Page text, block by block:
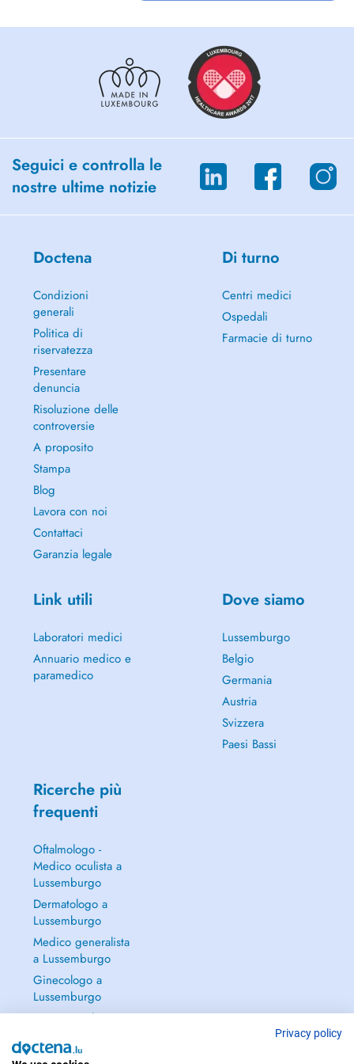
van de voet en enkel. Rugklachten en wervelkolomproblemen behandel
Seguici e controlla le
nostre ultime notizie
Doctena
Condizioni
generali
Politica di
riservatezza
Presentare
denuncia
Risoluzione delle
controversie
A proposito
Stampa
Blog
Lavora con noi
Contattaci
Garanzia legale
Di turno
Centri medici
Ospedali
Farmacie di turno
Link utili
Laboratori medici
Annuario medico e
paramedico
Dove siamo
Lussemburgo
Belgio
Germania
Austria
Svizzera
Paesi Bassi
Ricerche più
frequenti
Oftalmologo -
Medico oculista a
Lussemburgo
Dermatologo a
Lussemburgo
Medico generalista
a Lussemburgo
Ginecologo a
Lussemburgo
Continua a leggere
Privacy policy